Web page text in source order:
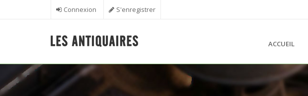
Aller au contenu principalConnexion S'enregistrer
ACCUEIL